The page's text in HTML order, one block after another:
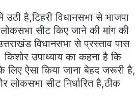
है,टिहरी विधानसभा से भाजपा
लोकसभा सीट किए जाने की मांग की
विधानसभा से प्रस्ताव पास
उपाध्याय का कहना है कि
लिए ऐसा किया जाना बेहद जरूरी है,
सीट निर्धारित है,ठीक